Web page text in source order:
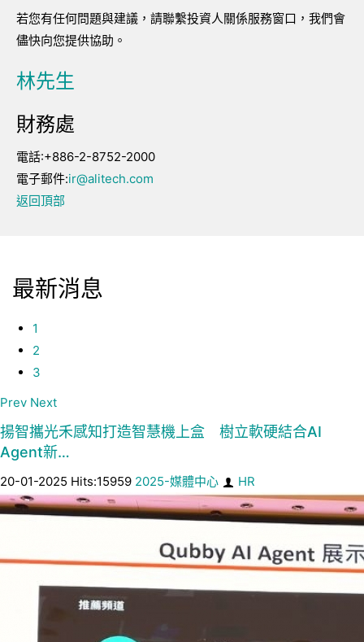
若您有任何問題與建議，請聯繫投資人關係服務窗口，我們會
儘快向您提供協助。
林先生
財務處
電話:+886-2-8752-2000
電子郵件:ir@alitech.com
返回頂部
最新消息
1
2
3
Prev Next
揚智攜光禾感知打造智慧機上盒 樹立軟硬結合AI
Agent新…
20-01-2025 Hits:15959 2025-媒體中心 HR